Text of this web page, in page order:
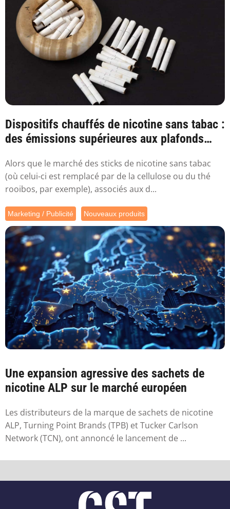
Dispositifs chauffés de nicotine sans tabac :
des émissions supérieures aux plafonds
Alors que le marché des sticks de nicotine sans tabac
(où celui-ci est remplacé par de la cellulose ou du thé
rooibos, par exemple), associés aux d...
Marketing / Publicité Nouveaux produits
Une expansion agressive des sachets de
nicotine ALP sur le marché européen
Les distributeurs de la marque de sachets de nicotine
ALP, Turning Point Brands (TPB) et Tucker Carlson
Network (TCN), ont annoncé le lancement de ...